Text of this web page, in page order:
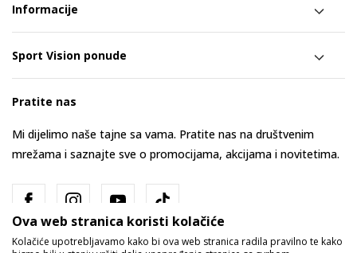
Informacije
Sport Vision ponude
Pratite nas
Mi dijelimo naše tajne sa vama. Pratite nas na društvenim
mrežama i saznajte sve o promocijama, akcijama i novitetima.
Ova web stranica koristi kolačiće
Kolačiće upotrebljavamo kako bi ova web stranica radila pravilno te kako